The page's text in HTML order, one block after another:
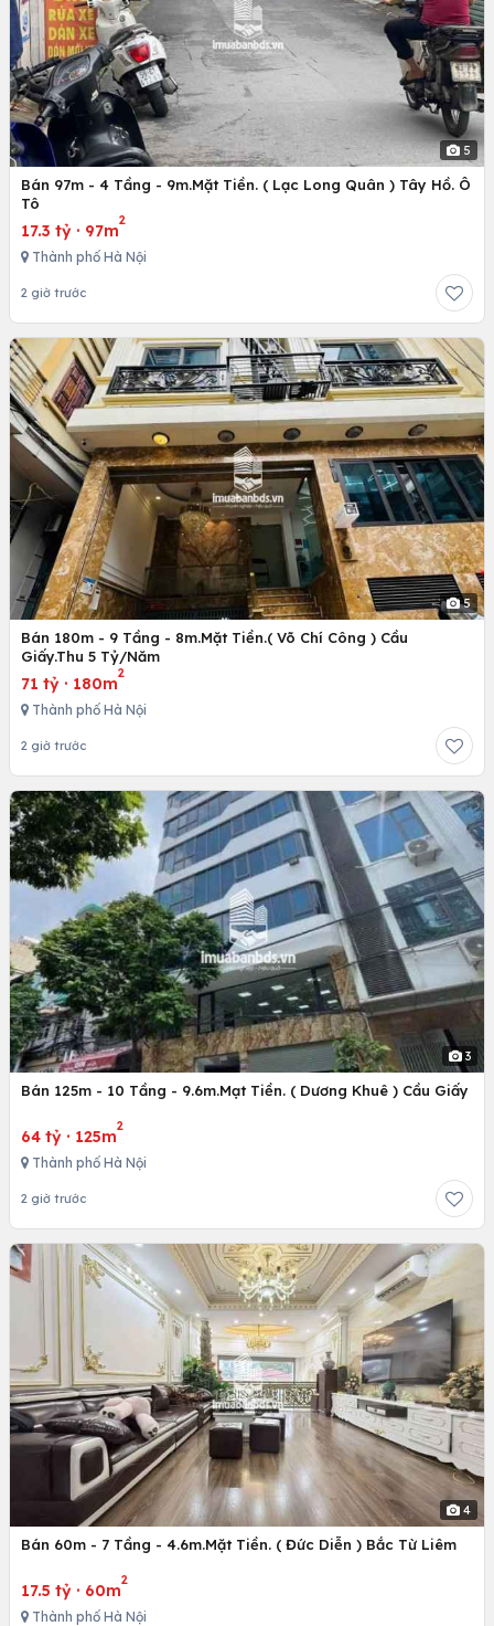
5
Bán 97m - 4 Tầng - 9m.Mặt Tiền. ( Lạc Long Quân ) Tây Hồ. Ô
Tô
17.3 tỷ · 97m
2
Thành phố Hà Nội
2 giờ trước
5
Bán 180m - 9 Tầng - 8m.Mặt Tiền.( Võ Chí Công ) Cầu
Giấy.Thu 5 Tỷ/Năm
71 tỷ · 180m
2
Thành phố Hà Nội
2 giờ trước
3
Bán 125m - 10 Tầng - 9.6m.Mạt Tiền. ( Dương Khuê ) Cầu Giấy
64 tỷ · 125m
2
Thành phố Hà Nội
2 giờ trước
4
Bán 60m - 7 Tầng - 4.6m.Mặt Tiền. ( Đức Diễn ) Bắc Từ Liêm
17.5 tỷ · 60m
2
Thành phố Hà Nội